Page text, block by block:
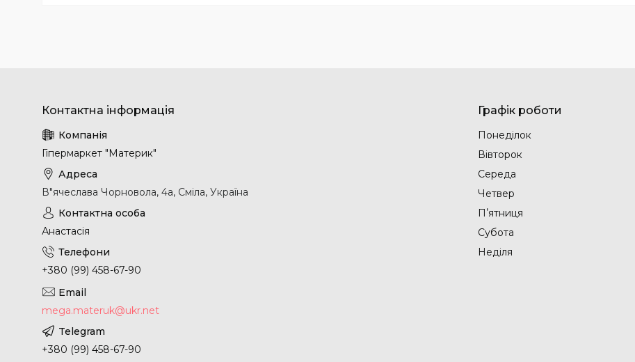
Гіпермаркет "Материк"
В"ячеслава Чорновола, 4а, Сміла, Україна
Анастасія
+380 (99) 458-67-90
mega.materuk@ukr.net
+380 (99) 458-67-90
Графік роботи
Понеділок
Вівторок
Середа
Четвер
Пʼятниця
Субота
Неділя